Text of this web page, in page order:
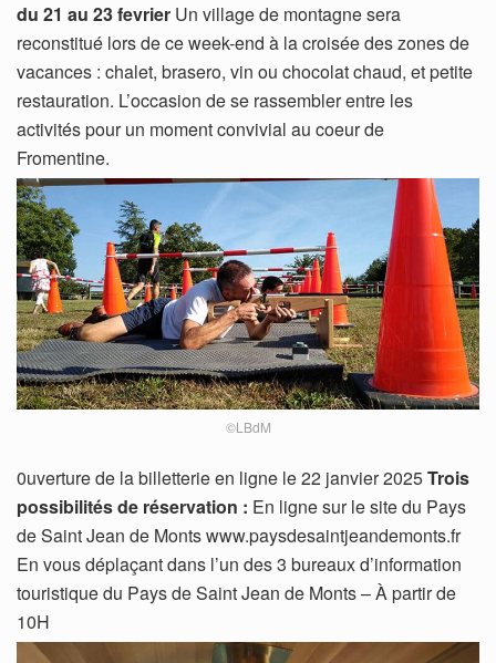
du 21 au 23 fevrier Un village de montagne sera
reconstitué lors de ce week-end à la croisée des zones de
vacances : chalet, brasero, vin ou chocolat chaud, et petite
restauration. L’occasion de se rassembler entre les
activités pour un moment convivial au coeur de
Fromentine.
©LBdM
0uverture de la billetterie en ligne le 22 janvier 2025Trois
possibilités de réservation : En ligne sur le site du Pays
de Saint Jean de Monts www.paysdesaintjeandemonts.fr
En vous déplaçant dans l’un des 3 bureaux d’information
touristique du Pays de Saint Jean de Monts – À partir de
10H